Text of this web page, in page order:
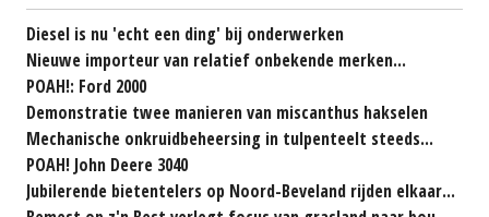
Diesel is nu 'echt een ding' bij onderwerken
Nieuwe importeur van relatief onbekende merken...
POAH!: Ford 2000
Demonstratie twee manieren van miscanthus hakselen
Mechanische onkruidbeheersing in tulpenteelt steeds...
POAH! John Deere 3040
Jubilerende bietentelers op Noord-Beveland rijden elkaar...